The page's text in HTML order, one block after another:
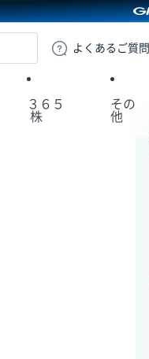
GMOクリック証券
よくある ご質問
３６５
株
その
他